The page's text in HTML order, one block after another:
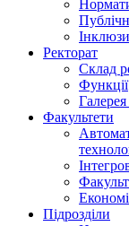
Ректорат
Склад
Функції
Галерея
Факультети
Підрозділи